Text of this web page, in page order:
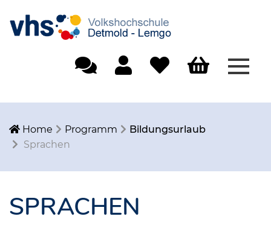
Home Programm
Bildungsurlaub
Sprachen
SPRACHEN